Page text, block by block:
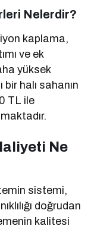
Nelerdir?
kaplama,
ve ek
yüksek
halı sahanın
TL ile
Ne
sistemi,
doğrudan
kalitesi